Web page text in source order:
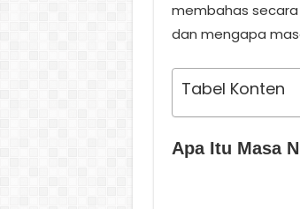
membahas
dan mengapa
Tabel Konten
Apa Itu Masa